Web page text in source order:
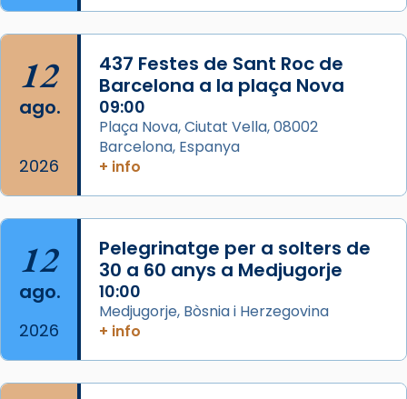
Acompanyant la història de sant Cugat, a
partir de l’Edat Mitjana sorgeix la tradició
que les santes Juliana (“relatiu a Júlia”) i
Semproniana (“relatiu a Semprònia =
eterna”) són deixebles seves. I l’any 1667, el
frare Joan Gaspar Roig, afirma en una obra
que les santes són filles de l’antiga Iluro.
Mataró en reivindicarà les relíq
Foto
View on Facebook ·
12
ago.
2026
437 Festes de Sant Roc de
Barcelona a la plaça Nova
09:00
Plaça Nova, Ciutat Vella, 08002
Barcelona, Espanya
+ info
12
ago.
2026
Pelegrinatge per a solters de
30 a 60 anys a Medjugorje
10:00
Medjugorje, Bòsnia i Herzegovina
+ info